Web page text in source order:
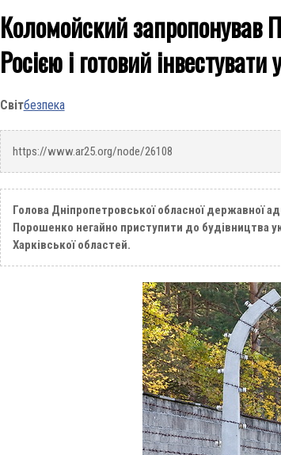
Коломойский запропонував
Росією і готовий
Світбезпека
https://www.ar25.org/node/26108
Голова Дніпропетровської обласної державної
Порошенко негайно приступити до будівництва
Харківської областей.